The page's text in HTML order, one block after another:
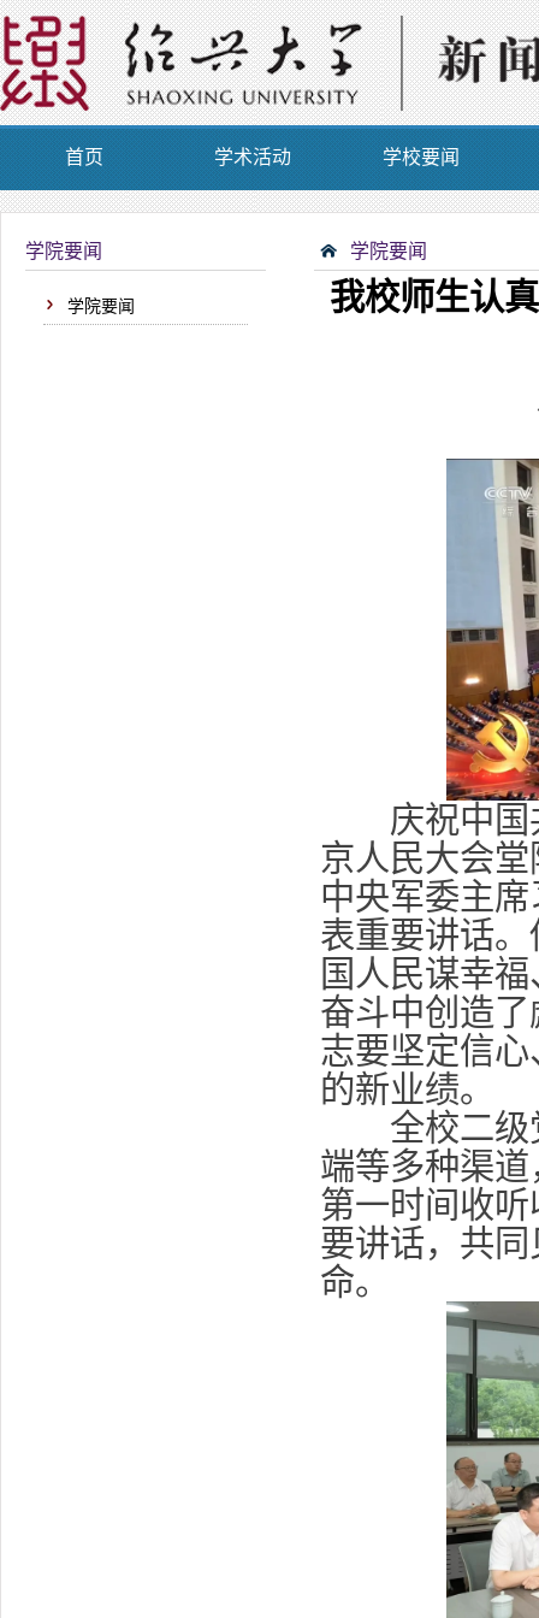
首页 学术活动 学校要闻
学院要闻
学院要闻
学院要闻
我校师生认
庆祝中国共
京人民大会
中央军委主
表重要讲话
国人民谋幸
奋斗中创造
志要坚定信
的新业绩。
全校二级党
端等多种渠
第一时间收
要讲话，共
命。